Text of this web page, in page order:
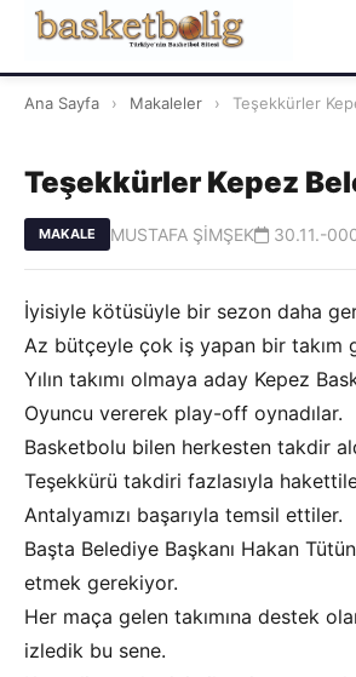
Ana Sayfa › Makaleler › Teşekkürler
Teşekkürler Kepez
MAKALE MUSTAFA ŞİMŞEK 30.11.-
İyisiyle kötüsüyle bir sezon daha
Az bütçeyle çok iş yapan bir takım
Yılın takımı olmaya aday Kepez
Oyuncu vererek play-off oynadılar.
Basketbolu bilen herkesten takdir
Teşekkürü takdiri fazlasıyla
Antalyamızı başarıyla temsil ettiler.
Başta Belediye Başkanı Hakan
etmek gerekiyor.
Her maça gelen takımına destek
izledik bu sene.